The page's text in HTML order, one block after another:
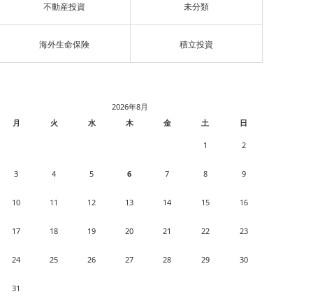
不動産投資 未分類
海外生命保険 積立投資
2026年8月
月
火 水 木 金 土 日
1 2
3 4 5 6 7 8 9
10 11 12 13 14 15 16
17 18 19 20 21 22 23
24 25 26 27 28 29 30
31